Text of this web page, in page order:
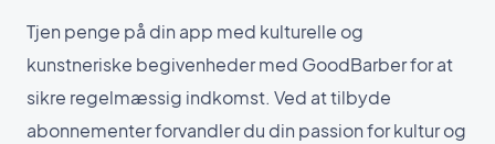
Tjen penge på din app med kulturelle og
kunstneriske begivenheder med GoodBarber for at
sikre regelmæssig indkomst. Ved at tilbyde
abonnementer forvandler du din passion for kultur og